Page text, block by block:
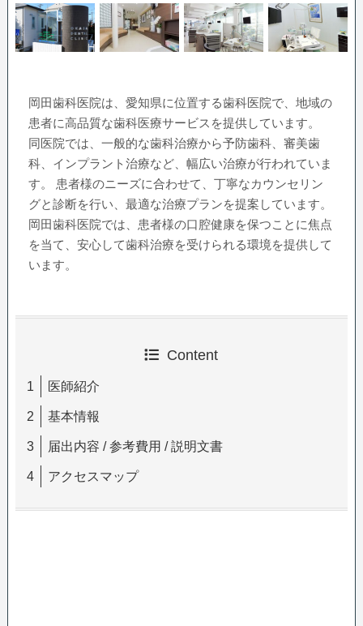
岡田歯科医院は、愛知県に位置する歯科医院で、地域の
患者に高品質な歯科医療サービスを提供しています。
同医院では、一般的な歯科治療から予防歯科、審美歯
科、インプラント治療など、幅広い治療が行われていま
す。 患者様のニーズに合わせて、丁寧なカウンセリン
グと診断を行い、最適な治療プランを提案しています。
岡田歯科医院では、患者様の口腔健康を保つことに焦点
を当て、安心して歯科治療を受けられる環境を提供して
います。
Content
医師紹介
基本情報
届出内容 / 参考費用 / 説明文書
アクセスマップ